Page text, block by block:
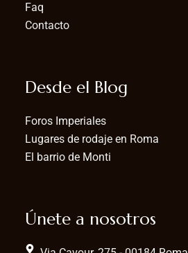
Faq
Contacto
Desde el Blog
Foros Imperiales
Lugares de rodaje en Roma
El barrio de Monti
Únete a nosotros